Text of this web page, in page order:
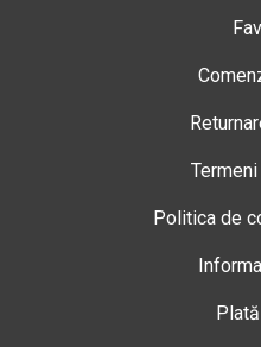
Politica de